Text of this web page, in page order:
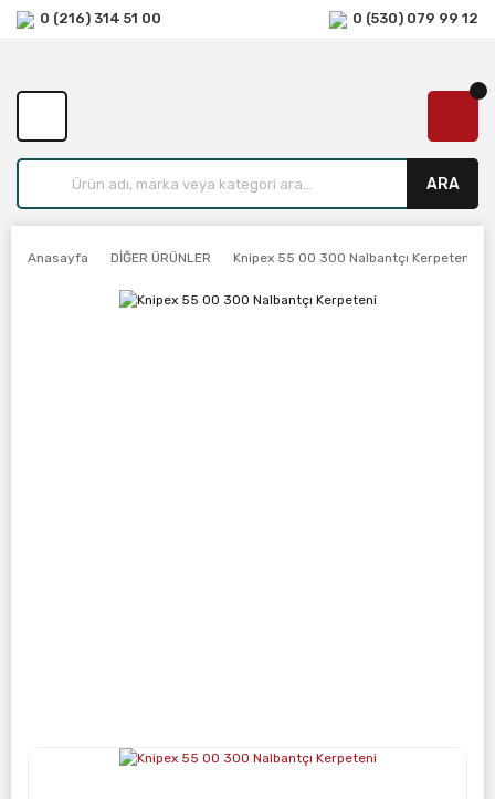
0 (216) 314 51 00 0 (530) 079 99 12
ARA
Anasayfa DİĞER ÜRÜNLER Knipex 55 00 300 Nalbantçı Kerpeteni